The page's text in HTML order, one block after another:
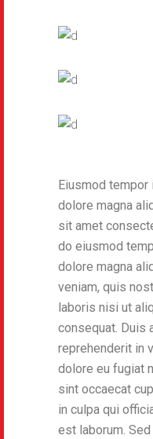
Eiusmod
dolore magna
sit amet
do eiusmod
dolore magna
veniam, quis
laboris nisi ut
consequat. Duis
reprehenderit in
dolore eu fugiat
sint occaecat
in culpa qui
est laborum.